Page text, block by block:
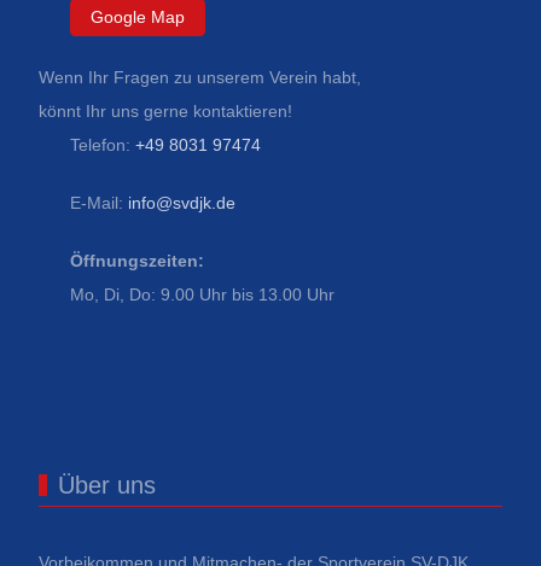
Google Map
Wenn Ihr Fragen zu unserem Verein habt,
könnt Ihr uns gerne kontaktieren!
Telefon: +49 8031 97474
E-Mail: info@svdjk.de
Öffnungszeiten:
Mo, Di, Do: 9.00 Uhr bis 13.00 Uhr
Über uns